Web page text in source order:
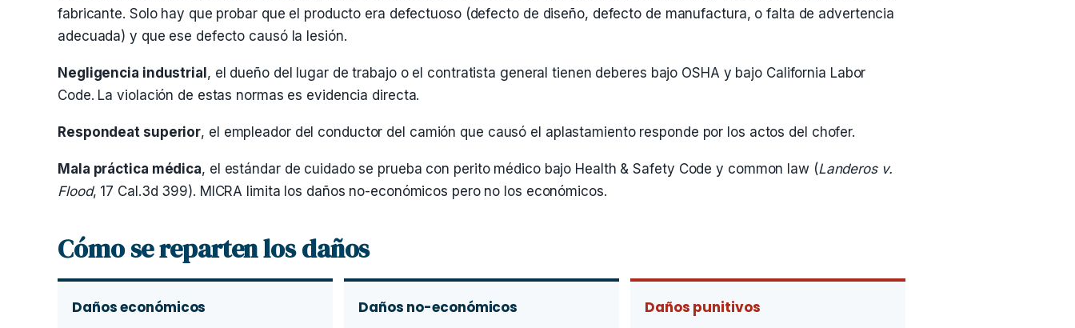
fabricante. Solo hay que probar que el producto era defectuoso (defecto de diseño, defecto de manufactura, o falta de advertencia
adecuada) y que ese defecto causó la lesión.
Negligencia industrial , el dueño del lugar de trabajo o el contratista general tienen deberes bajo OSHA y bajo California Labor
Code. La violación de estas normas es evidencia directa.
Respondeat superior, el empleador del conductor del camión que causó el aplastamiento responde por los actos del chofer.
Mala práctica médica, el estándar de cuidado se prueba con perito médico bajo Health & Safety Code y common law (Landeros v.
Flood, 17 Cal.3d 399). MICRA limita los daños no-económicos pero no los económicos.
Cómo se reparten los daños
Daños económicos Daños no-económicos Daños punitivos